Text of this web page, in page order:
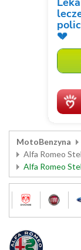
MotoBenzyna
Alfa Romeo
Alfa Romeo